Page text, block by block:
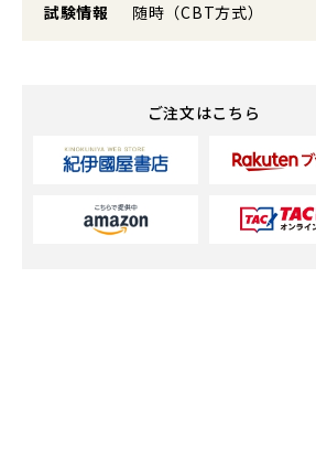
試験情報 随時（CBT方式）
ご注文はこちら